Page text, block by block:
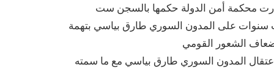
5 2008 ، اصدرت محكمة أمن الدولة حكمها بالسجن ست
على المدون السوري طارق بياسي بتهمة
المدون السوري طارق بياسي مع ما سمته